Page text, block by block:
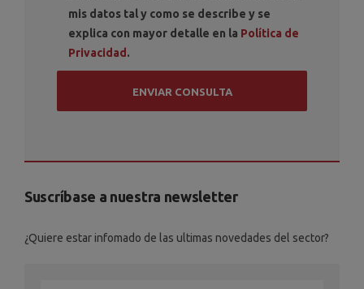
mis datos tal y como se describe y se
explica con mayor detalle en la Política de
Privacidad.
Suscríbase a nuestra newsletter
¿Quiere estar infomado de las ultimas novedades del sector?